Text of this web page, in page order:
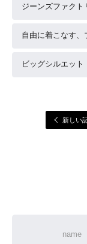
ジーンズファクト
自由に着こなす、
ビッグシルエット
新しい
name